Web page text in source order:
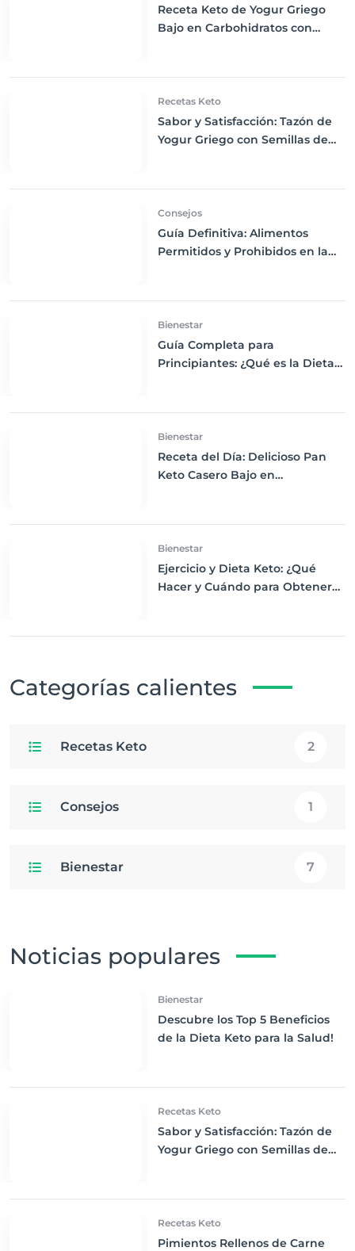
Receta Keto de Yogur Griego
Bajo en Carbohidratos con
Recetas Keto
Sabor y Satisfacción: Tazón de
Yogur Griego con Semillas de
Consejos
Guía Definitiva: Alimentos
Permitidos y Prohibidos en la
Bienestar
Guía Completa para
Principiantes: ¿Qué es la Dieta
Bienestar
Receta del Día: Delicioso Pan
Keto Casero Bajo en
Bienestar
Ejercicio y Dieta Keto: ¿Qué
Hacer y Cuándo para Obtener
Categorías calientes
Recetas Keto 2
Consejos 1
Bienestar 7
Noticias populares
Bienestar
Descubre los Top 5 Beneficios
de la Dieta Keto para la Salud!
Recetas Keto
Sabor y Satisfacción: Tazón de
Yogur Griego con Semillas de
Recetas Keto
Pimientos Rellenos de Carne